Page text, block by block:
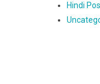
Hindi